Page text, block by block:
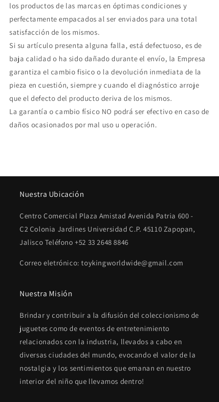
los productos de las marcas en óptimas condiciones y
perfectamente empacados al ser enviados para una total
satisfacción de los mismos.
Si su artículo presenta alguna falla, está defectuoso, es de
baja calidad o ha sido dañado durante el envío, la Empresa
garantiza el cambio fisico o la devolución inmediata de la
pieza en cuestión, siempre y cuando el diagnóstico arroje
que el defecto del producto deriva de los mismos.
La garantía o cambio físico NO podrá ser efectivo en caso de
daños ocasionados por mal uso u operación.
Nuestra Ubicación
Centro Comercial Plaza Amistad Avenida Patria 600 -
C2 Colonia Jardines Universidad C.P. 45110 Zapopan,
Jalisco Teléfono +52 33 2648 8846
Correo eletrónico: toykingworldwide@gmail.com
Nuestra Misión
Brindar y contribuir a la difusión del coleccionismo de
juguetes como de eventos de entretenimiento
relacionados con la industria, llevados a cabo en
diversas ciudades del mundo, evocando el valor de la
nostalgia y los sentimientos que emanan en nuestro
interior del niño que llevamos dentro!